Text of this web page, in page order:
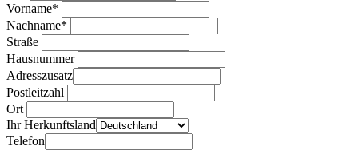
Vorname*
Nachname*
Straße
Hausnummer
Adresszusatz
Postleitzahl
Ort
Ihr Herkunftsland
Telefon